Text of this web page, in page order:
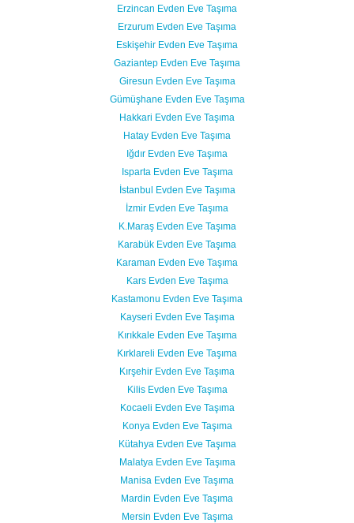
Erzincan Evden Eve Taşıma
Erzurum Evden Eve Taşıma
Eskişehir Evden Eve Taşıma
Gaziantep Evden Eve Taşıma
Giresun Evden Eve Taşıma
Gümüşhane Evden Eve Taşıma
Hakkari Evden Eve Taşıma
Hatay Evden Eve Taşıma
Iğdır Evden Eve Taşıma
Isparta Evden Eve Taşıma
İstanbul Evden Eve Taşıma
İzmir Evden Eve Taşıma
K.Maraş Evden Eve Taşıma
Karabük Evden Eve Taşıma
Karaman Evden Eve Taşıma
Kars Evden Eve Taşıma
Kastamonu Evden Eve Taşıma
Kayseri Evden Eve Taşıma
Kırıkkale Evden Eve Taşıma
Kırklareli Evden Eve Taşıma
Kırşehir Evden Eve Taşıma
Kilis Evden Eve Taşıma
Kocaeli Evden Eve Taşıma
Konya Evden Eve Taşıma
Kütahya Evden Eve Taşıma
Malatya Evden Eve Taşıma
Manisa Evden Eve Taşıma
Mardin Evden Eve Taşıma
Mersin Evden Eve Taşıma